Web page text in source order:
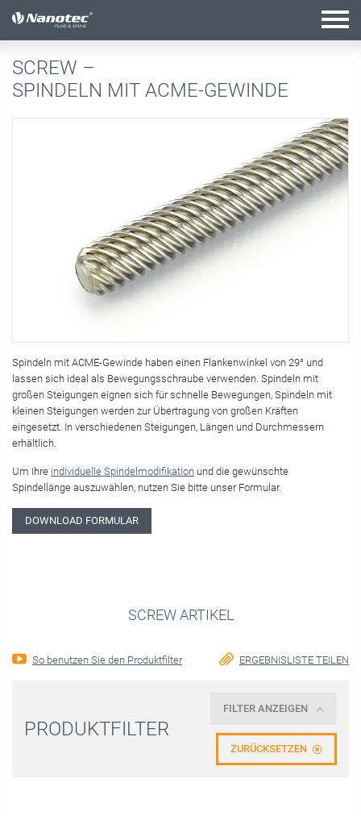
Aktive Kombination
SCREW –
SPINDELN MIT ACME-GEWINDE
Spindeln mit ACME-Gewinde haben einen Flankenwinkel von 29° und
lassen sich ideal als Bewegungsschraube verwenden. Spindeln mit
großen Steigungen eignen sich für schnelle Bewegungen, Spindeln mit
kleinen Steigungen werden zur Übertragung von großen Kräften
eingesetzt. In verschiedenen Steigungen, Längen und Durchmessern
erhältlich.
Um Ihre individuelle Spindelmodifikation und die gewünschte
Spindellänge auszuwählen, nutzen Sie bitte unser Formular.
DOWNLOAD FORMULAR
SCREW ARTIKEL
So benutzen Sie den Produktfilter ERGEBNISLISTE TEILEN
PRODUKTFILTER
FILTER ANZEIGEN
ZURÜCKSETZEN